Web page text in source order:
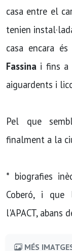
casa entre el
tenien
casa encara
Fassina i fins a
aiguardents i
Pel que
finalment a la
* biografies
Coberó, i que
l'APACT, abans
MÉS